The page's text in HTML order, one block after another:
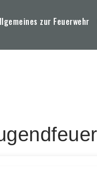
zur Feuerwehr